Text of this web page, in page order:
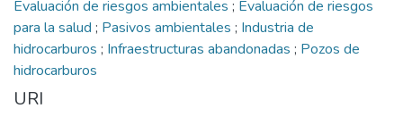
Evaluación de riesgos ambientales ; Evaluación de riesgos
para la salud ; Pasivos ambientales ; Industria de
hidrocarburos ; Infraestructuras abandonadas ; Pozos de
hidrocarburos
URI